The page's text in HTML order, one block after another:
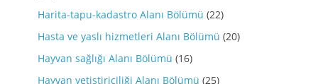
Harita-tapu-kadastro Alanı Bölümü (22)
Hasta ve yaslı hizmetleri Alanı Bölümü (20)
Hayvan sağlığı Alanı Bölümü (16)
Hayvan yetiştiriciliği Alanı Bölümü (25)